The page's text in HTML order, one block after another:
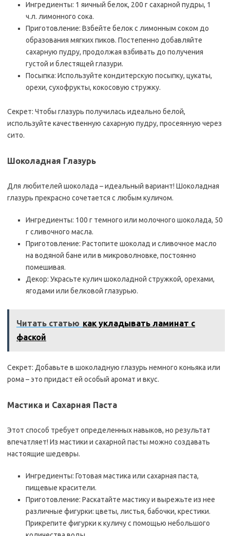
Ингредиенты: 1 яичный белок, 200 г сахарной пудры, 1
ч.л. лимонного сока.
Приготовление: Взбейте белок с лимонным соком до
образования мягких пиков. Постепенно добавляйте
сахарную пудру, продолжая взбивать до получения
густой и блестящей глазури.
Посыпка: Используйте кондитерскую посыпку, цукаты,
орехи, сухофрукты, кокосовую стружку.
Секрет: Чтобы глазурь получилась идеально белой,
используйте качественную сахарную пудру, просеянную через
сито.
Шоколадная Глазурь
Для любителей шоколада – идеальный вариант! Шоколадная
глазурь прекрасно сочетается с любым куличом.
Ингредиенты: 100 г темного или молочного шоколада, 50
г сливочного масла.
Приготовление: Растопите шоколад и сливочное масло
на водяной бане или в микроволновке, постоянно
помешивая.
Декор: Украсьте кулич шоколадной стружкой, орехами,
ягодами или белковой глазурью.
Читать статью как укладывать ламинат с
фаской
Секрет: Добавьте в шоколадную глазурь немного коньяка или
рома – это придаст ей особый аромат и вкус.
Мастика и Сахарная Паста
Этот способ требует определенных навыков, но результат
впечатляет! Из мастики и сахарной пасты можно создавать
настоящие шедевры.
Ингредиенты: Готовая мастика или сахарная паста,
пищевые красители.
Приготовление: Раскатайте мастику и вырежьте из нее
различные фигурки: цветы, листья, бабочки, крестики.
Прикрепите фигурки к куличу с помощью небольшого